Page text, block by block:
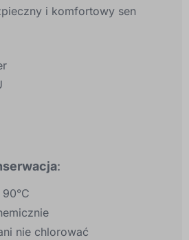
i komfortowy sen
:
nie chlorować